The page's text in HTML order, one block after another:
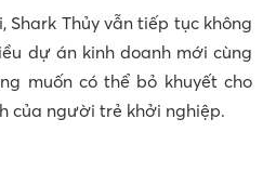
Thủy vẫn tiếp tục không
dự án kinh doanh mới cùng
muốn có thể bỏ khuyết cho
của người trẻ khởi nghiệp.